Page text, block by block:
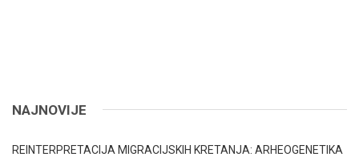
NAJNOVIJE
REINTERPRETACIJA MIGRACIJSKIH KRETANJA: ARHEOGENETIKA